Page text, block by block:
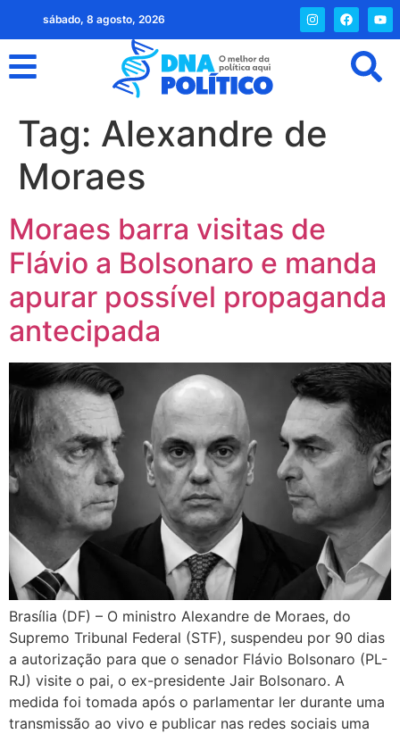
sábado, 8 agosto, 2026
Tag: Alexandre de
Moraes
Moraes barra visitas de
Flávio a Bolsonaro e manda
apurar possível propaganda
antecipada
Brasília (DF) – O ministro Alexandre de Moraes, do
Supremo Tribunal Federal (STF), suspendeu por 90 dias
a autorização para que o senador Flávio Bolsonaro (PL-
RJ) visite o pai, o ex-presidente Jair Bolsonaro. A
medida foi tomada após o parlamentar ler durante uma
transmissão ao vivo e publicar nas redes sociais uma